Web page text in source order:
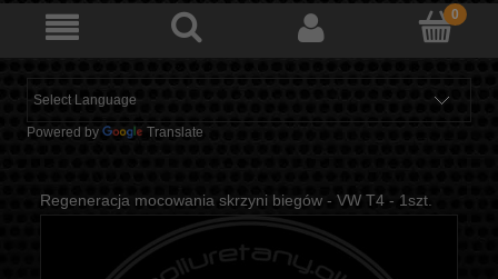
Powered by Translate
Regeneracja mocowania skrzyni biegów - VW T4 - 1szt.